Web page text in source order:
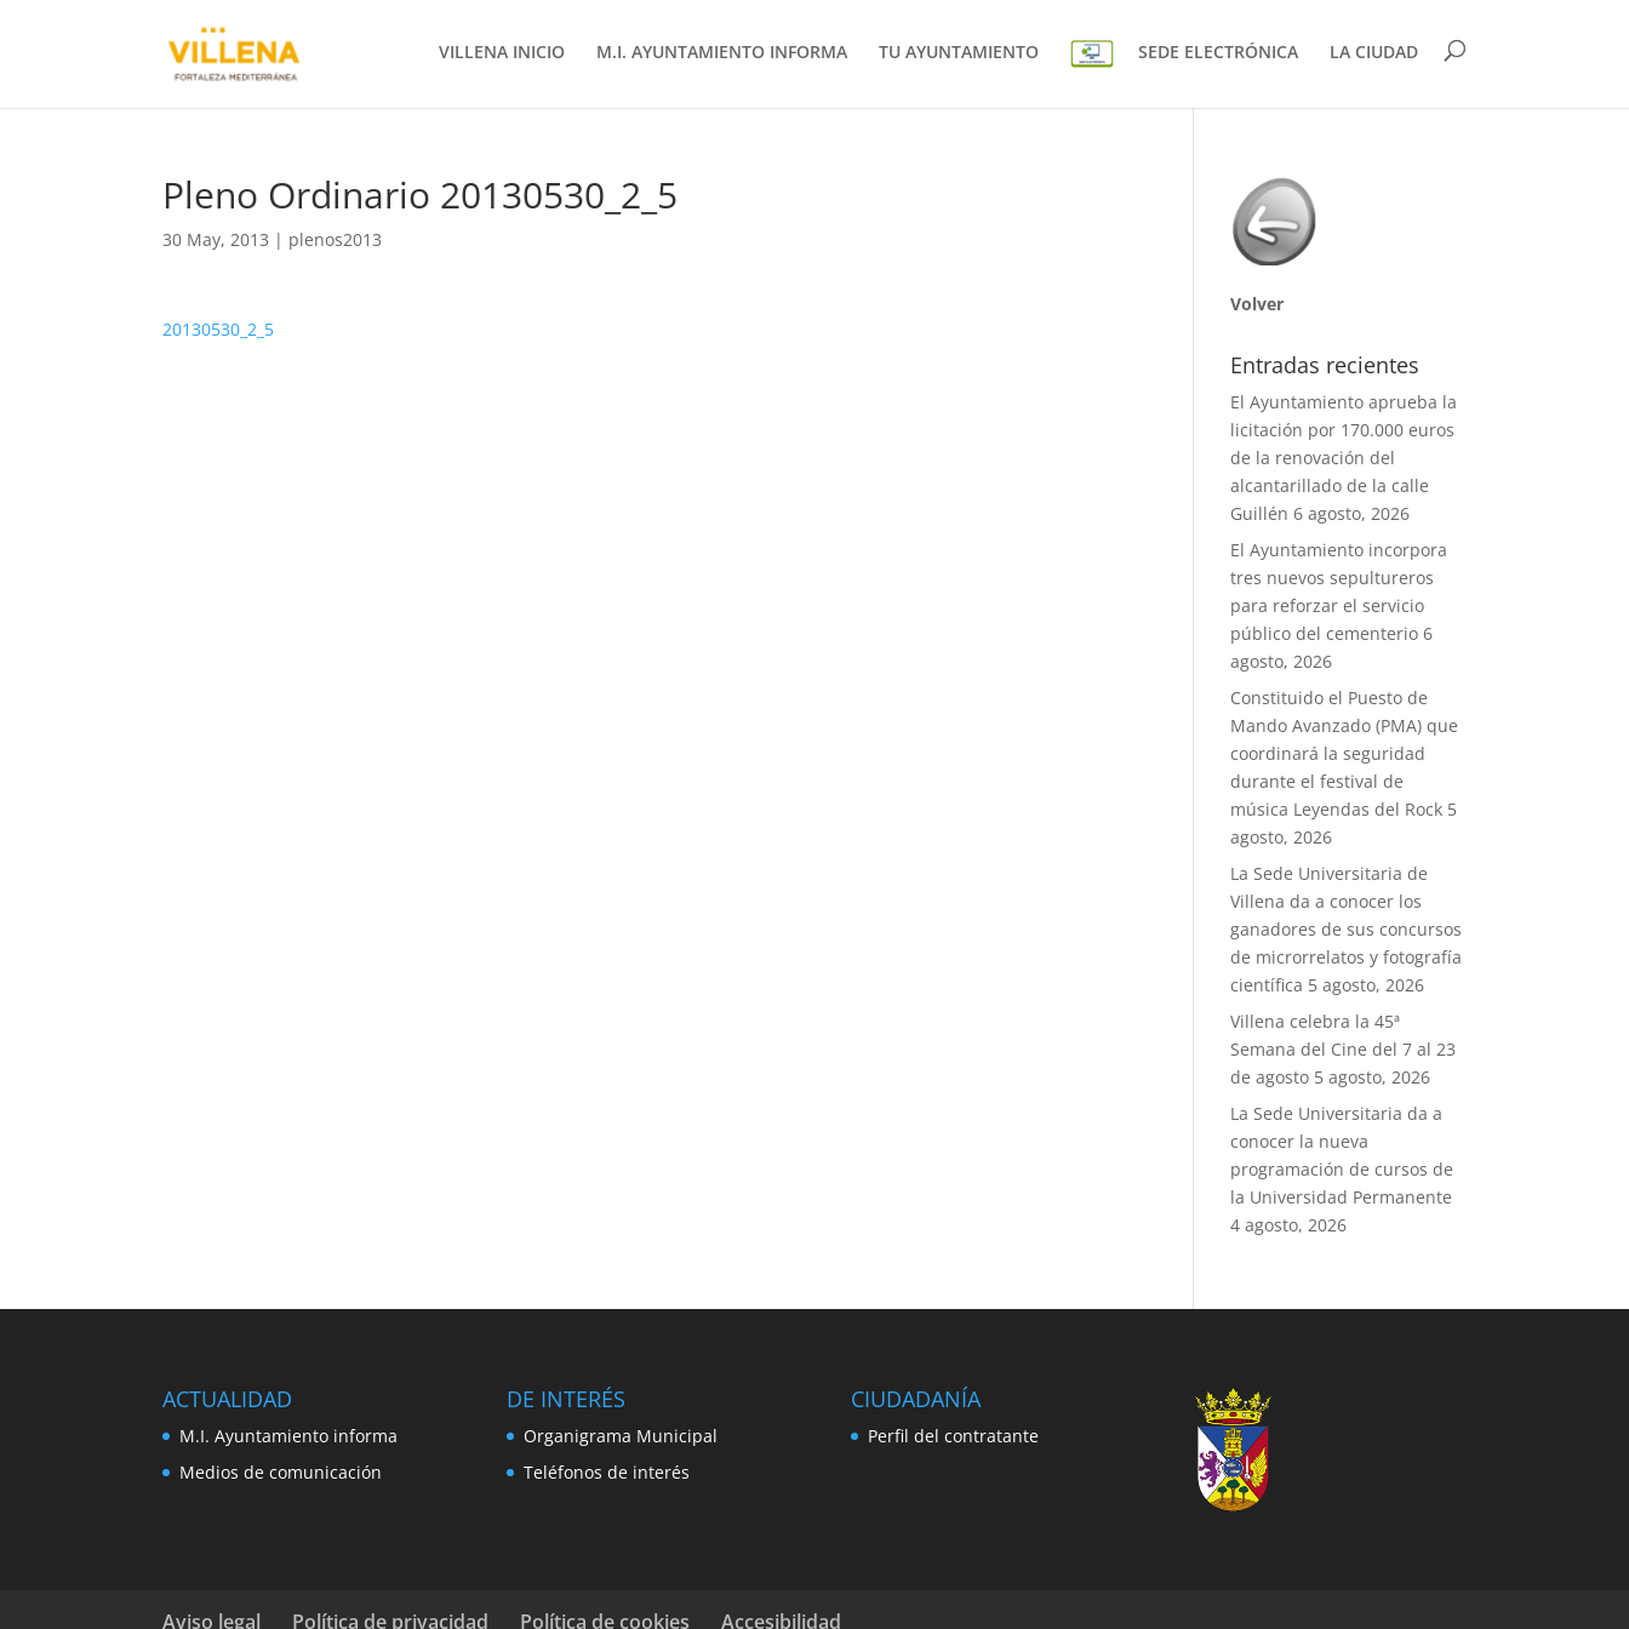
VILLENA INICIO M.I. AYUNTAMIENTO INFORMA TU AYUNTAMIENTO SEDE ELECTRÓNICA LA CIUDAD
Pleno Ordinario 20130530_2_5
30 May, 2013 | plenos2013
20130530_2_5
Volver
Entradas recientes
El Ayuntamiento aprueba la
licitación por 170.000 euros
de la renovación del
alcantarillado de la calle
Guillén 6 agosto, 2026
El Ayuntamiento incorpora
tres nuevos sepultureros
para reforzar el servicio
público del cementerio 6
agosto, 2026
Constituido el Puesto de
Mando Avanzado (PMA) que
coordinará la seguridad
durante el festival de
música Leyendas del Rock 5
agosto, 2026
La Sede Universitaria de
Villena da a conocer los
ganadores de sus concursos
de microrrelatos y fotografía
científica 5 agosto, 2026
Villena celebra la 45ª
Semana del Cine del 7 al 23
de agosto 5 agosto, 2026
La Sede Universitaria da a
conocer la nueva
programación de cursos de
la Universidad Permanente
4 agosto, 2026
ACTUALIDAD
M.I. Ayuntamiento informa
Medios de comunicación
DE INTERÉS
Organigrama Municipal
Teléfonos de interés
CIUDADANÍA
Perfil del contratante
Aviso legal Política de privacidad Política de cookies Accesibilidad